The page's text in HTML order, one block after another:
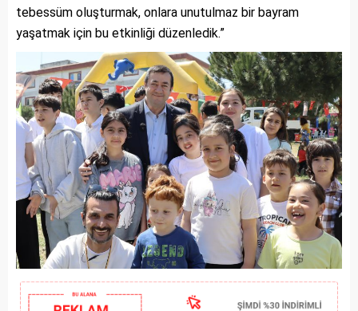
tebessüm oluşturmak, onlara unutulmaz bir bayram
yaşatmak için bu etkinliği düzenledik.”